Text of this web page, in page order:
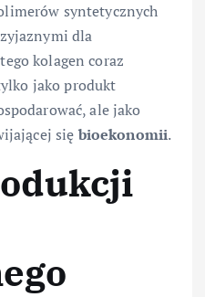
syntetycznych
dla
kolagen coraz
jako produkt
ale jako
się bioekonomii.